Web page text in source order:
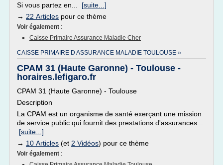
Si vous partez en... [suite...]
→ 22 Articles pour ce thème
Voir également :
Caisse Primaire Assurance Maladie Cher
CAISSE PRIMAIRE D ASSURANCE MALADIE TOULOUSE »
CPAM 31 (Haute Garonne) - Toulouse -
horaires.lefigaro.fr
CPAM 31 (Haute Garonne) - Toulouse
Description
La CPAM est un organisme de santé exerçant une mission
de service public qui fournit des prestations d'assurances...
[suite...]
→ 10 Articles (et 2 Vidéos) pour ce thème
Voir également :